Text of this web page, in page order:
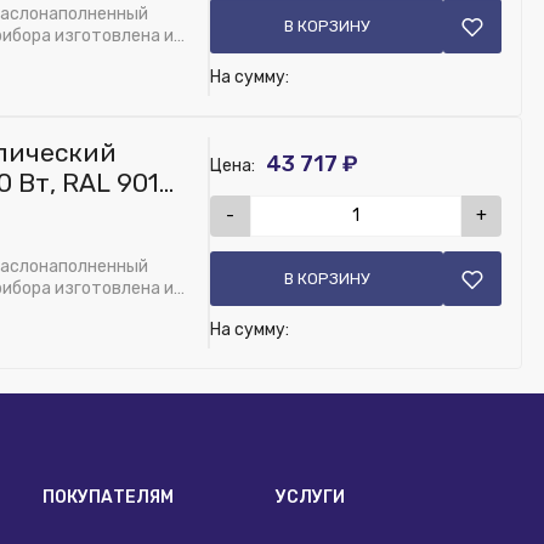
изготовлена из
В КОРЗИНУ
На сумму:
Вт, RAL 9016,
изготовлена из
Цена: 43 717 ₽
- +
В КОРЗИНУ
На сумму:
ПОКУПАТЕЛЯМ УСЛУГИ